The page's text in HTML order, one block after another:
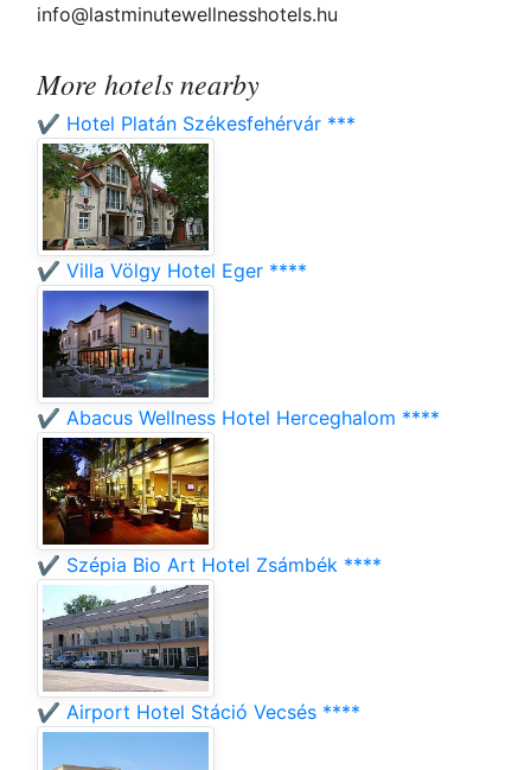
info@lastminutewellnesshotels.hu
More hotels nearby
✔️ Hotel Platán Székesfehérvár ***
✔️ Villa Völgy Hotel Eger ****
✔️ Abacus Wellness Hotel Herceghalom ****
✔️ Szépia Bio Art Hotel Zsámbék ****
✔️ Airport Hotel Stáció Vecsés ****